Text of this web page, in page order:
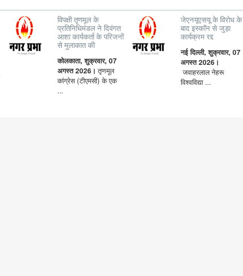
विपक्षी तृणमूल के
प्रतिनिधिमंडल ने दिवंगत
आशा कार्यकर्ता के परिजनों
से मुलाकात की
कोलकाता, शुक्रवार, 07
अगस्त 2026।तृणमूल
कांग्रेस (टीएमसी) के एक
...
जेएनयूएसयू के विरोध के
बाद इस्कॉन से जुड़ा
कार्यक्रम रद्द
नई दिल्ली, शुक्रवार, 07
अगस्त 2026।
जवाहरलाल नेहरू
विश्वविद्या ...